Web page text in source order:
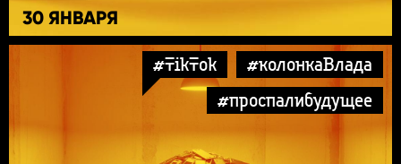
30 ЯНВАРЯ
#TikTok
#колонкаВлада
#проспалибудущее